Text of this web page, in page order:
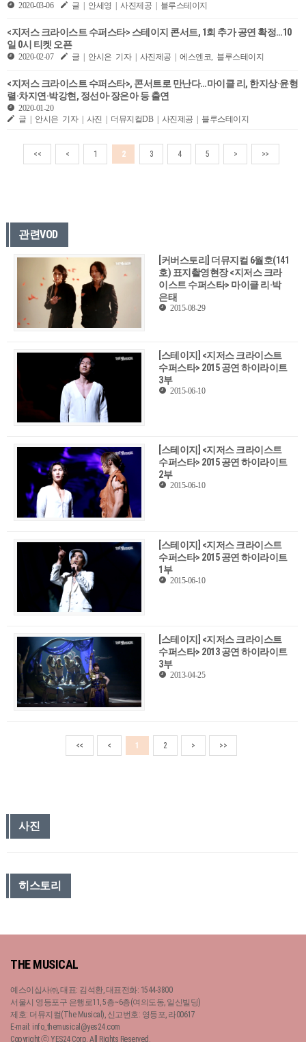
2020-03-06 글 | 안세영 | 사진제공 | 블루스테이지
<지저스 크라이스트 수퍼스타> 스테이지 콘서트, 1회 추가 공연 확정…10
일 0시 티켓 오픈
2020-02-07 글 | 안시은 기자 | 사진제공 | 에스엔코, 블루스테이지
<지저스 크라이스트 수퍼스타>, 콘서트로 만난다…마이클 리, 한지상·윤형
렬·차지연·박강현, 정선아·장은아 등 출연
2020-01-20
글 | 안시은 기자 | 사진 | 더뮤지컬DB | 사진제공 | 블루스테이지
<< < 1 2 3 4 5 > >>
관련VOD
[커버스토리] 더뮤지컬 6월호(141
호) 표지촬영현장 <지저스 크라
이스트 수퍼스타> 마이클 리·박
은태
2015-08-29
[스테이지] <지저스 크라이스트
수퍼스타> 2015 공연 하이라이트
3부
2015-06-10
[스테이지] <지저스 크라이스트
수퍼스타> 2015 공연 하이라이트
2부
2015-06-10
[스테이지] <지저스 크라이스트
수퍼스타> 2015 공연 하이라이트
1부
2015-06-10
[스테이지] <지저스 크라이스트
수퍼스타> 2013 공연 하이라이트
3부
2013-04-25
<< < 1 2 > >>
사진
히스토리
THE MUSICAL
예스이십사㈜, 대표: 김석환, 대표전화: 1544-3800
서울시 영등포구 은행로11, 5층~6층(여의도동, 일신빌딩)
제호: 더뮤지컬(The Musical), 신고번호: 영등포, 라00617
E-mail: info_themusical@yes24.com
Copyright ⓒ YES24 Corp. All Rights Reserved.